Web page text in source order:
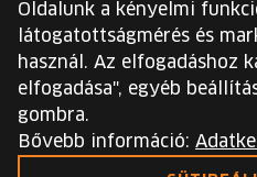
TLDR
Általános Szerződési
Feltételek
Sütikezelési Szabályzat
Adatvédelmi Szabályzat
Oldalunk a kényelmi
látogatottságmérés és
használ. Az elfogadáshoz
elfogadása", egyéb
gombra.
Bővebb információ: